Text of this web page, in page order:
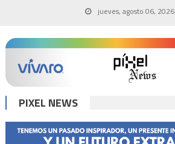
content
jueves, agosto 06, 2026
PIXEL NEWS